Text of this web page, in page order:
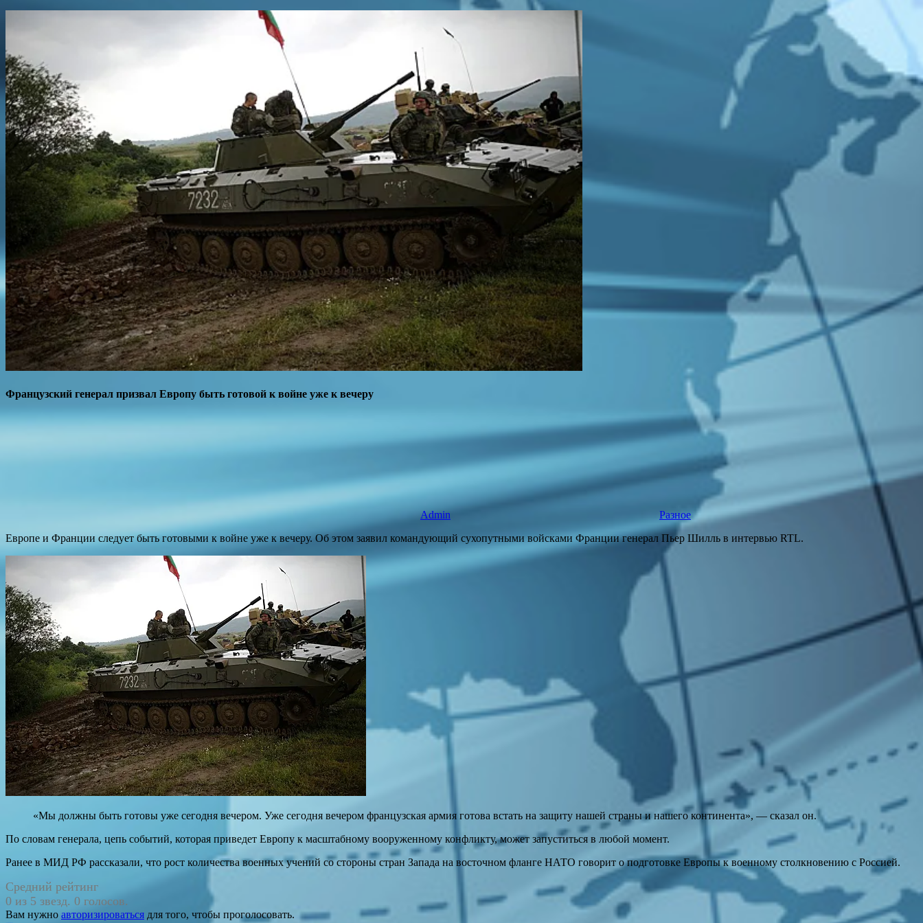
Французский генерал призвал Европу быть готовой к войне уже к вечеру
Admin
Разное
Европе и Франции следует быть готовыми к войне уже к вечеру. Об этом заявил командующий сухопутными войсками Франции генерал Пьер Шилль в интервью RTL.
«Мы должны быть готовы уже сегодня вечером. Уже сегодня вечером французская армия готова встать на защиту нашей страны и нашего континента», — сказал он.
По словам генерала, цепь событий, которая приведет Европу к масштабному вооруженному конфликту, может запуститься в любой момент.
Ранее в МИД РФ рассказали, что рост количества военных учений со стороны стран Запада на восточном фланге НАТО говорит о подготовке Европы к военному столкновению с Россией.
Средний рейтинг
0 из 5 звезд. 0 голосов.
Вам нужно авторизироваться для того, чтобы проголосовать.